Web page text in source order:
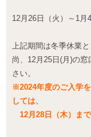
12月26日（火）～1月4
上記期間は冬季休業
尚、12月25日(月)の
さい。
※2024年度のご入学
しては、
12月28日（木）まで